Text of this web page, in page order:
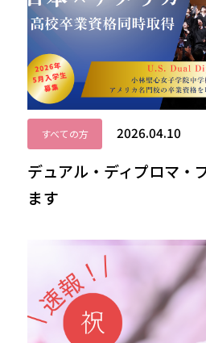
すべての方 2026.04.10
デュアル・ディプロマ・
ます